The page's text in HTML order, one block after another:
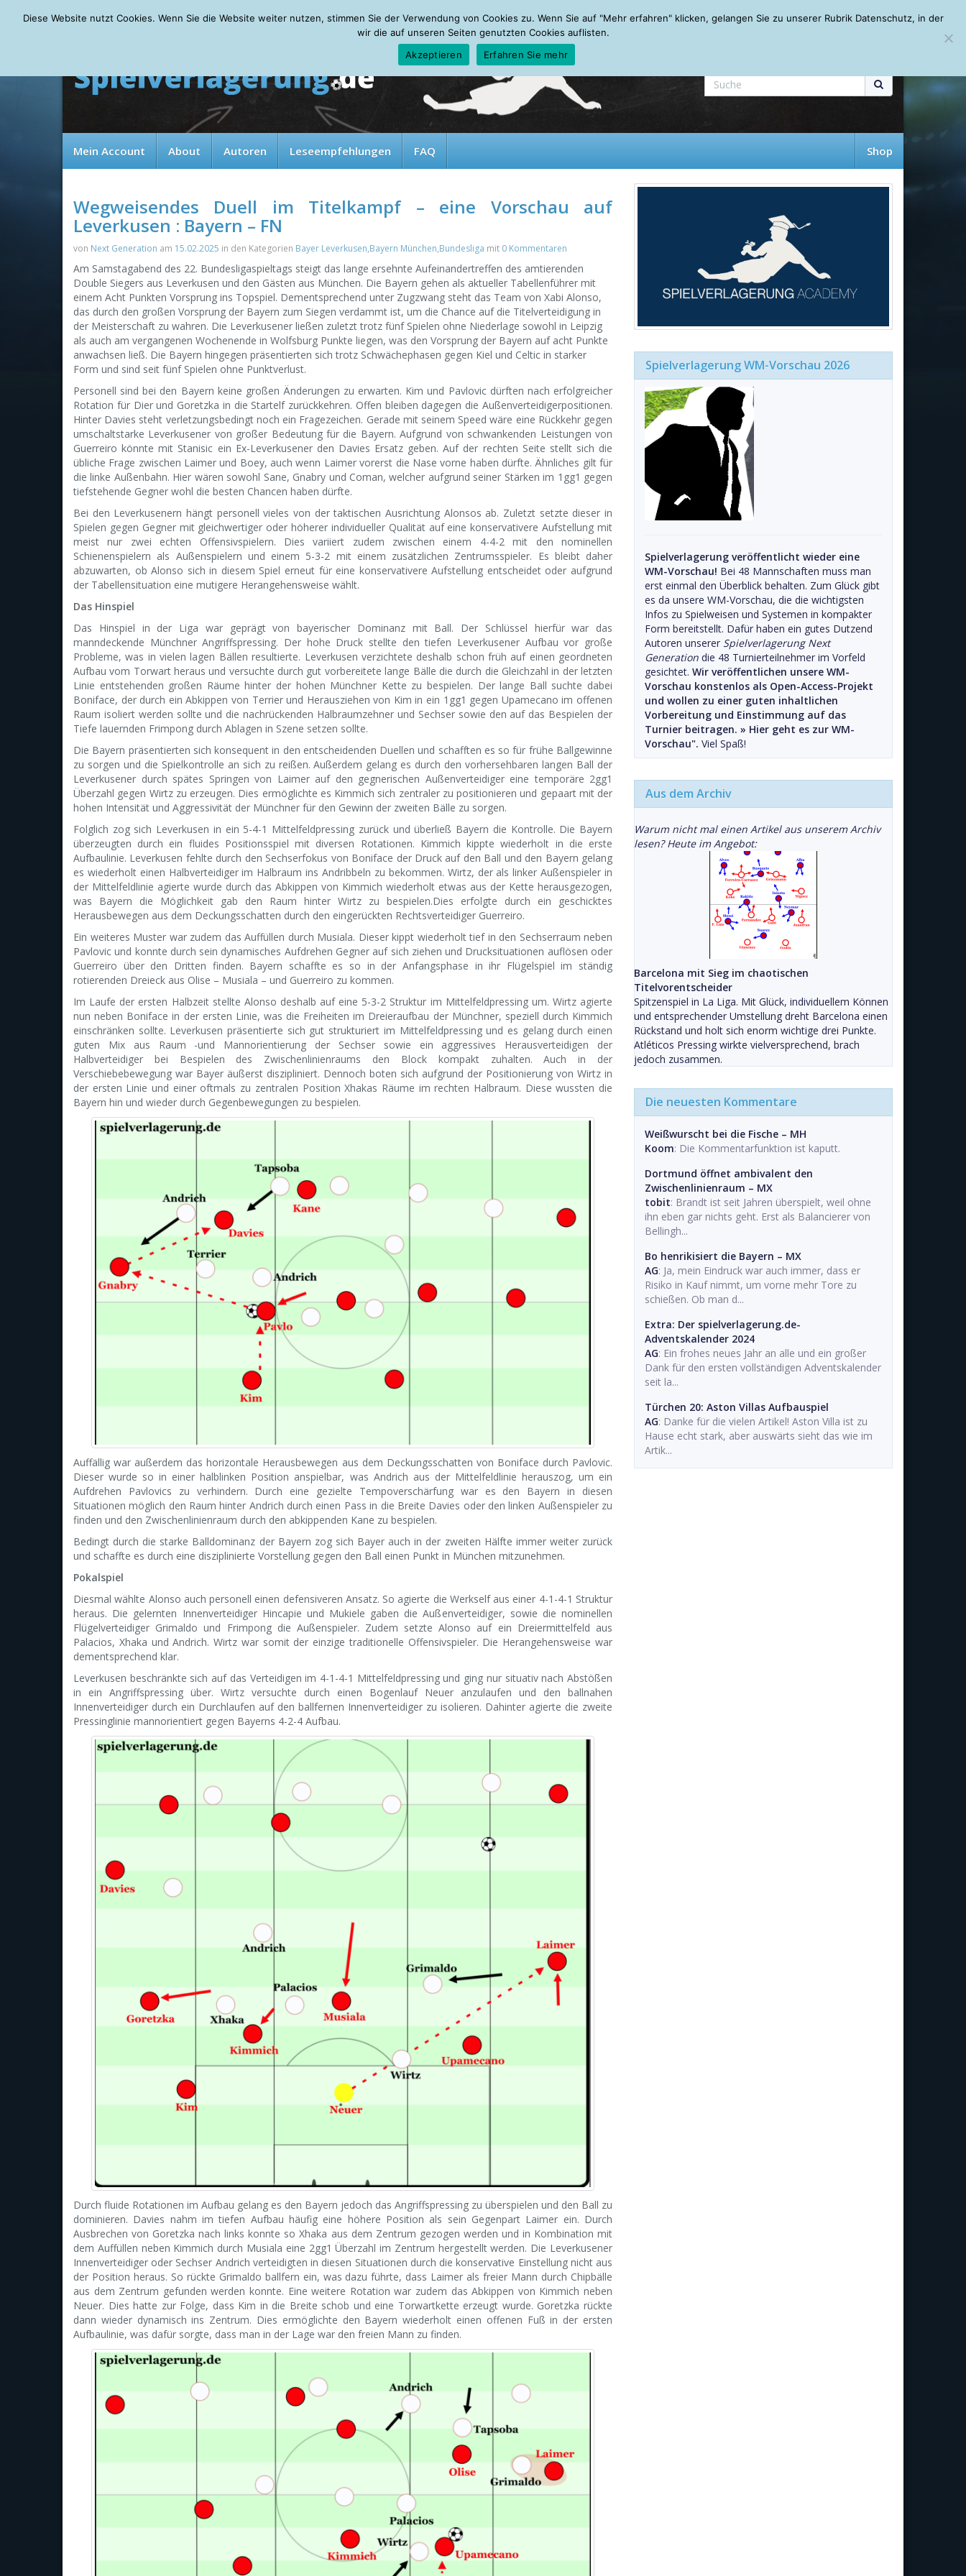
Saturday, 08.08.2026 Mein Account About Autoren Leseempfehlungen FAQ
Mein Account About Autoren Leseempfehlungen FAQ Shop
Wegweisendes Duell im Titelkampf – eine Vorschau auf
Leverkusen : Bayern – FN
von Next Generation am 15.02.2025 in den Kategorien Bayer Leverkusen,Bayern München,Bundesliga mit 0 Kommentaren
Am Samstagabend des 22. Bundesligaspieltags steigt das lange ersehnte Aufeinandertreffen des amtierenden
Double Siegers aus Leverkusen und den Gästen aus München. Die Bayern gehen als aktueller Tabellenführer mit
einem Acht Punkten Vorsprung ins Topspiel. Dementsprechend unter Zugzwang steht das Team von Xabi Alonso,
das durch den großen Vorsprung der Bayern zum Siegen verdammt ist, um die Chance auf die Titelverteidigung in
der Meisterschaft zu wahren. Die Leverkusener ließen zuletzt trotz fünf Spielen ohne Niederlage sowohl in Leipzig
als auch am vergangenen Wochenende in Wolfsburg Punkte liegen, was den Vorsprung der Bayern auf acht Punkte
anwachsen ließ. Die Bayern hingegen präsentierten sich trotz Schwächephasen gegen Kiel und Celtic in starker
Form und sind seit fünf Spielen ohne Punktverlust.
Personell sind bei den Bayern keine großen Änderungen zu erwarten. Kim und Pavlovic dürften nach erfolgreicher
Rotation für Dier und Goretzka in die Startelf zurückkehren. Offen bleiben dagegen die Außenverteidigerpositionen.
Hinter Davies steht verletzungsbedingt noch ein Fragezeichen. Gerade mit seinem Speed wäre eine Rückkehr gegen
umschaltstarke Leverkusener von großer Bedeutung für die Bayern. Aufgrund von schwankenden Leistungen von
Guerreiro könnte mit Stanisic ein Ex-Leverkusener den Davies Ersatz geben. Auf der rechten Seite stellt sich die
übliche Frage zwischen Laimer und Boey, auch wenn Laimer vorerst die Nase vorne haben dürfte. Ähnliches gilt für
die linke Außenbahn. Hier wären sowohl Sane, Gnabry und Coman, welcher aufgrund seiner Stärken im 1gg1 gegen
tiefstehende Gegner wohl die besten Chancen haben dürfte.
Bei den Leverkusenern hängt personell vieles von der taktischen Ausrichtung Alonsos ab. Zuletzt setzte dieser in
Spielen gegen Gegner mit gleichwertiger oder höherer individueller Qualität auf eine konservativere Aufstellung mit
meist nur zwei echten Offensivspielern. Dies variiert zudem zwischen einem 4-4-2 mit den nominellen
Schienenspielern als Außenspielern und einem 5-3-2 mit einem zusätzlichen Zentrumsspieler. Es bleibt daher
abzuwarten, ob Alonso sich in diesem Spiel erneut für eine konservativere Aufstellung entscheidet oder aufgrund
der Tabellensituation eine mutigere Herangehensweise wählt.
Das Hinspiel
Das Hinspiel in der Liga war geprägt von bayerischer Dominanz mit Ball. Der Schlüssel hierfür war das
manndeckende Münchner Angriffspressing. Der hohe Druck stellte den tiefen Leverkusener Aufbau vor große
Probleme, was in vielen lagen Bällen resultierte. Leverkusen verzichtete deshalb schon früh auf einen geordneten
Aufbau vom Torwart heraus und versuchte durch gut vorbereitete lange Bälle die durch die Gleichzahl in der letzten
Linie entstehenden großen Räume hinter der hohen Münchner Kette zu bespielen. Der lange Ball suchte dabei
Boniface, der durch ein Abkippen von Terrier und Herausziehen von Kim in ein 1gg1 gegen Upamecano im offenen
Raum isoliert werden sollte und die nachrückenden Halbraumzehner und Sechser sowie den auf das Bespielen der
Tiefe lauernden Frimpong durch Ablagen in Szene setzen sollte.
Die Bayern präsentierten sich konsequent in den entscheidenden Duellen und schafften es so für frühe Ballgewinne
zu sorgen und die Spielkontrolle an sich zu reißen. Außerdem gelang es durch den vorhersehbaren langen Ball der
Leverkusener durch spätes Springen von Laimer auf den gegnerischen Außenverteidiger eine temporäre 2gg1
Überzahl gegen Wirtz zu erzeugen. Dies ermöglichte es Kimmich sich zentraler zu positionieren und gepaart mit der
hohen Intensität und Aggressivität der Münchner für den Gewinn der zweiten Bälle zu sorgen.
Folglich zog sich Leverkusen in ein 5-4-1 Mittelfeldpressing zurück und überließ Bayern die Kontrolle. Die Bayern
überzeugten durch ein fluides Positionsspiel mit diversen Rotationen. Kimmich kippte wiederholt in die erste
Aufbaulinie. Leverkusen fehlte durch den Sechserfokus von Boniface der Druck auf den Ball und den Bayern gelang
es wiederholt einen Halbverteidiger im Halbraum ins Andribbeln zu bekommen. Wirtz, der als linker Außenspieler in
der Mittelfeldlinie agierte wurde durch das Abkippen von Kimmich wiederholt etwas aus der Kette herausgezogen,
was Bayern die Möglichkeit gab den Raum hinter Wirtz zu bespielen.Dies erfolgte durch ein geschicktes
Herausbewegen aus dem Deckungsschatten durch den eingerückten Rechtsverteidiger Guerreiro.
Ein weiteres Muster war zudem das Auffüllen durch Musiala. Dieser kippt wiederholt tief in den Sechserraum neben
Pavlovic und konnte durch sein dynamisches Aufdrehen Gegner auf sich ziehen und Drucksituationen auflösen oder
Guerreiro über den Dritten finden. Bayern schaffte es so in der Anfangsphase in ihr Flügelspiel im ständig
rotierenden Dreieck aus Olise – Musiala – und Guerreiro zu kommen.
Im Laufe der ersten Halbzeit stellte Alonso deshalb auf eine 5-3-2 Struktur im Mittelfeldpressing um. Wirtz agierte
nun neben Boniface in der ersten Linie, was die Freiheiten im Dreieraufbau der Münchner, speziell durch Kimmich
einschränken sollte. Leverkusen präsentierte sich gut strukturiert im Mittelfeldpressing und es gelang durch einen
guten Mix aus Raum -und Mannorientierung der Sechser sowie ein aggressives Herausverteidigen der
Halbverteidiger bei Bespielen des Zwischenlinienraums den Block kompakt zuhalten. Auch in der
Verschiebebewegung war Bayer äußerst diszipliniert. Dennoch boten sich aufgrund der Positionierung von Wirtz in
der ersten Linie und einer oftmals zu zentralen Position Xhakas Räume im rechten Halbraum. Diese wussten die
Bayern hin und wieder durch Gegenbewegungen zu bespielen.
Auffällig war außerdem das horizontale Herausbewegen aus dem Deckungsschatten von Boniface durch Pavlovic.
Dieser wurde so in einer halblinken Position anspielbar, was Andrich aus der Mittelfeldlinie herauszog, um ein
Aufdrehen Pavlovics zu verhindern. Durch eine gezielte Tempoverschärfung war es den Bayern in diesen
Situationen möglich den Raum hinter Andrich durch einen Pass in die Breite Davies oder den linken Außenspieler zu
finden und den Zwischenlinienraum durch den abkippenden Kane zu bespielen.
Bedingt durch die starke Balldominanz der Bayern zog sich Bayer auch in der zweiten Hälfte immer weiter zurück
und schaffte es durch eine disziplinierte Vorstellung gegen den Ball einen Punkt in München mitzunehmen.
Pokalspiel
Diesmal wählte Alonso auch personell einen defensiveren Ansatz. So agierte die Werkself aus einer 4-1-4-1 Struktur
heraus. Die gelernten Innenverteidiger Hincapie und Mukiele gaben die Außenverteidiger, sowie die nominellen
Flügelverteidiger Grimaldo und Frimpong die Außenspieler. Zudem setzte Alonso auf ein Dreiermittelfeld aus
Palacios, Xhaka und Andrich. Wirtz war somit der einzige traditionelle Offensivspieler. Die Herangehensweise war
dementsprechend klar.
Leverkusen beschränkte sich auf das Verteidigen im 4-1-4-1 Mittelfeldpressing und ging nur situativ nach Abstößen
in ein Angriffspressing über. Wirtz versuchte durch einen Bogenlauf Neuer anzulaufen und den ballnahen
Innenverteidiger durch ein Durchlaufen auf den ballfernen Innenverteidiger zu isolieren. Dahinter agierte die zweite
Pressinglinie mannorientiert gegen Bayerns 4-2-4 Aufbau.
Durch fluide Rotationen im Aufbau gelang es den Bayern jedoch das Angriffspressing zu überspielen und den Ball zu
dominieren. Davies nahm im tiefen Aufbau häufig eine höhere Position als sein Gegenpart Laimer ein. Durch
Ausbrechen von Goretzka nach links konnte so Xhaka aus dem Zentrum gezogen werden und in Kombination mit
dem Auffüllen neben Kimmich durch Musiala eine 2gg1 Überzahl im Zentrum hergestellt werden. Die Leverkusener
Innenverteidiger oder Sechser Andrich verteidigten in diesen Situationen durch die konservative Einstellung nicht aus
der Position heraus. So rückte Grimaldo ballfern ein, was dazu führte, dass Laimer als freier Mann durch Chipbälle
aus dem Zentrum gefunden werden konnte. Eine weitere Rotation war zudem das Abkippen von Kimmich neben
Neuer. Dies hatte zur Folge, dass Kim in die Breite schob und eine Torwartkette erzeugt wurde. Goretzka rückte
dann wieder dynamisch ins Zentrum. Dies ermöglichte den Bayern wiederholt einen offenen Fuß in der ersten
Aufbaulinie, was dafür sorgte, dass man in der Lage war den freien Mann zu finden.
Spielverlagerung WM-Vorschau 2026
Spielverlagerung veröffentlicht wieder eine
WM-Vorschau! Bei 48 Mannschaften muss man
erst einmal den Überblick behalten. Zum Glück gibt
es da unsere WM-Vorschau, die die wichtigsten
Infos zu Spielweisen und Systemen in kompakter
Form bereitstellt. Dafür haben ein gutes Dutzend
Autoren unserer Spielverlagerung Next
Generation die 48 Turnierteilnehmer im Vorfeld
gesichtet. Wir veröffentlichen unsere WM-
Vorschau konstenlos als Open-Access-Projekt
und wollen zu einer guten inhaltlichen
Vorbereitung und Einstimmung auf das
Turnier beitragen. » Hier geht es zur WM-
Vorschau". Viel Spaß!
Aus dem Archiv
Warum nicht mal einen Artikel aus unserem Archiv
lesen? Heute im Angebot:
Barcelona mit Sieg im chaotischen
Titelvorentscheider
Spitzenspiel in La Liga. Mit Glück, individuellem Können
und entsprechender Umstellung dreht Barcelona einen
Rückstand und holt sich enorm wichtige drei Punkte.
Atléticos Pressing wirkte vielversprechend, brach
jedoch zusammen.
Die neuesten Kommentare
Weißwurscht bei die Fische – MH
Koom: Die Kommentarfunktion ist kaputt.
Dortmund öffnet ambivalent den
Zwischenlinienraum – MX
tobit: Brandt ist seit Jahren überspielt, weil ohne
ihn eben gar nichts geht. Erst als Balancierer von
Bellingh...
Bo henrikisiert die Bayern – MX
AG: Ja, mein Eindruck war auch immer, dass er
Risiko in Kauf nimmt, um vorne mehr Tore zu
schießen. Ob man d...
Extra: Der spielverlagerung.de-
Adventskalender 2024
AG: Ein frohes neues Jahr an alle und ein großer
Dank für den ersten vollständigen Adventskalender
seit la...
Türchen 20: Aston Villas Aufbauspiel
AG: Danke für die vielen Artikel! Aston Villa ist zu
Hause echt stark, aber auswärts sieht das wie im
Artik...
Diese Website nutzt Cookies. Wenn Sie die Website weiter nutzen, stimmen Sie der Verwendung von Cookies zu. Wenn Sie auf "Mehr erfahren" klicken, gelangen Sie zu unserer Rubrik Datenschutz, in der
wir die auf unseren Seiten genutzten Cookies auflisten.
Akzeptieren
Erfahren Sie mehr